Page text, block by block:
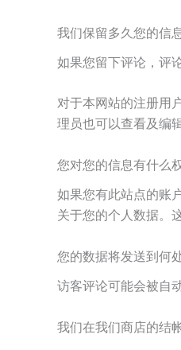
我们保留多久您的信
如果您留下评论，评
对于本网站的注册用
理员也可以查看及编
您对您的信息有什么
如果您有此站点的账
关于您的个人数据。
您的数据将发送到何
访客评论可能会被自
我们在我们商店的结